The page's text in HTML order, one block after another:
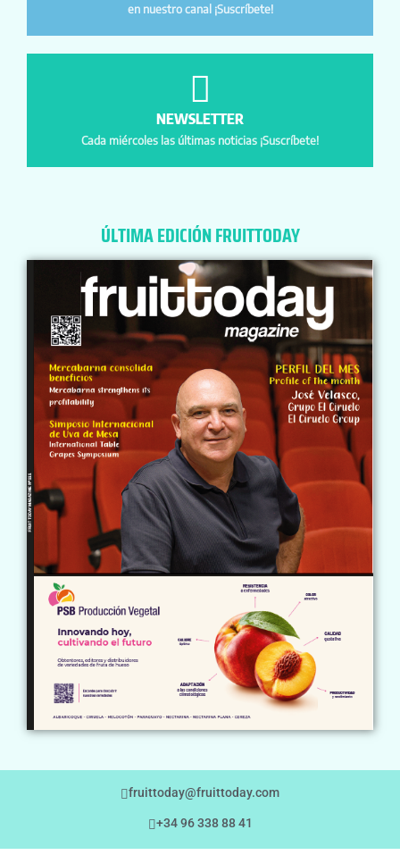
en nuestro canal ¡Suscríbete!
NEWSLETTER
Cada miércoles las últimas noticias ¡Suscríbete!
ÚLTIMA EDICIÓN FRUITTODAY
fruittoday@fruittoday.com
+34 96 338 88 41